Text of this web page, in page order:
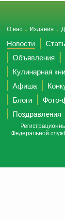
О нас Издания
Новости
Объявления
Кулинарная
Афиша
Блоги
Фото-
Поздравления
Федеральной